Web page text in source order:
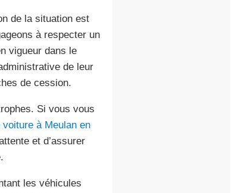
de la situation est
à respecter un
vigueur dans le
de leur
de cession.
Si vous vous
voiture à Meulan en
et d’assurer
les véhicules